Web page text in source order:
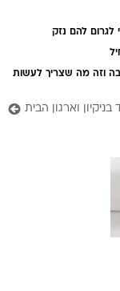
להם נזק
וזה מה שצריך לעשות
בניקיון וארגון הבית